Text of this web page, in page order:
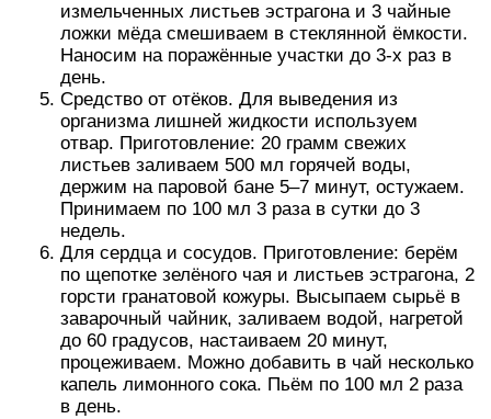
измельченных листьев эстрагона и 3 чайные
ложки мёда смешиваем в стеклянной ёмкости.
Наносим на поражённые участки до 3-х раз в
день.
Средство от отёков. Для выведения из
организма лишней жидкости используем
отвар. Приготовление: 20 грамм свежих
листьев заливаем 500 мл горячей воды,
держим на паровой бане 5–7 минут, остужаем.
Принимаем по 100 мл 3 раза в сутки до 3
недель.
Для сердца и сосудов. Приготовление: берём
по щепотке зелёного чая и листьев эстрагона, 2
горсти гранатовой кожуры. Высыпаем сырьё в
заварочный чайник, заливаем водой, нагретой
до 60 градусов, настаиваем 20 минут,
процеживаем. Можно добавить в чай несколько
капель лимонного сока. Пьём по 100 мл 2 раза
в день.